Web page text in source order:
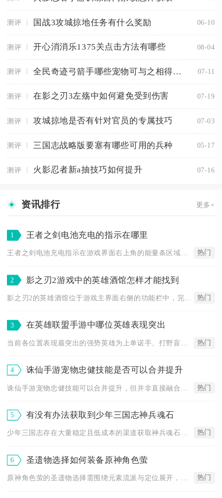
测评 国战3攻城掠地任务有什么奖励 06-10
测评 开心消消乐1375关点击方法有哪些 08-04
测评 全民奇迹弓箭手哪些宠物可与之相得益彰 07-11
测评 在影之刃3左殇中如何避免受到伤害 07-19
测评 攻城掠地是否有针对官员的专属技巧 07-03
测评 三国志战略版要塞有哪些可用的兵种 05-17
测评 火影忍者新a抽技巧如何提升 07-16
资讯排行 更多+
1 王者之剑电池充电的指示在哪里
王者之剑电池充电指示在游戏界面右上角的能量条区域，充电状态会... 热门
2 影之刃2游戏中的英雄酒馆怎样才能找到
热门
3 在英雄联盟手游中哪位英雄表现突出
热门
4 诛仙手游宠物忠健技能是否可以合并提升
热门
5 有没有办法获取到少年三国志神兵魂石
少年三国志存在大量稳定且低成本的渠道获取神兵魂石，分为长期稳... 热门
6 圣遗物选择如何装备原神角色萤
热门